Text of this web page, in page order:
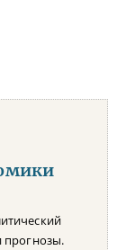
прогнозы.